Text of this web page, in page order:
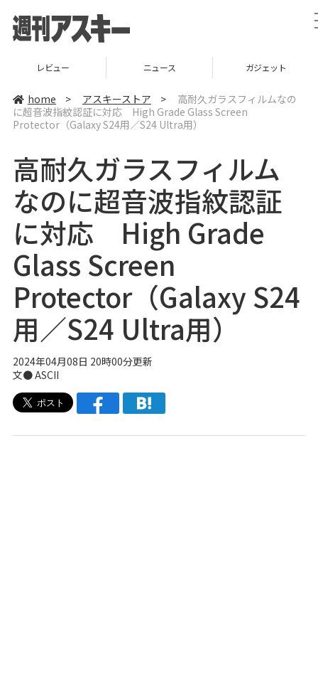
レビュー ニュース ガジェット
home > アスキーストア >
高耐久ガラスフィルムなの
に超音波指紋認証に対応 High Grade Glass Screen
Protector（Galaxy S24用／S24 Ultra用）
高耐久ガラスフィルム
なのに超音波指紋認証
に対応 High Grade
Glass Screen
Protector（Galaxy S24
用／S24 Ultra用）
2024年04月08日 20時00分更新
文● ASCII